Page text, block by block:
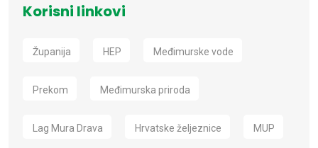
Korisni linkovi
Županija HEP Međimurske vode
Prekom Međimurska priroda
Lag Mura Drava Hrvatske željeznice MUP